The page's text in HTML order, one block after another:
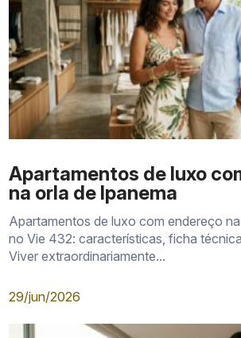
Apartamentos de luxo
na orla de Ipanema
Apartamentos de luxo com endereço
no Vie 432: características, ficha
Viver extraordinariamente...
29/jun/2026